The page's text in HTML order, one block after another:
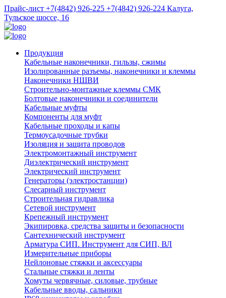
Прайс-лист +7(4842) 926-225 +7(4842) 926-224 Калуга,
Тульское шоссе, 16
Продукция
Кабельные наконечники, гильзы, сжимы
Изолированные разъемы, наконечники и клеммы
Наконечники НШВИ
Строительно-монтажные клеммы СМК
Болтовые наконечники и соединители
Кабельные муфты
Компоненты для муфт
Кабельные проходы и капы
Термоусадочные трубки
Изоляция и защита проводов
Электромонтажный инструмент
Диэлектрический инструмент
Электрический инструмент
Генераторы (электростанции)
Слесарный инструмент
Строительная гидравлика
Сетевой инструмент
Крепежный инструмент
Экипировка, средства защиты и безопасности
Сантехнический инструмент
Арматура СИП. Инструмент для СИП, ВЛ
Измерительные приборы
Нейлоновые стяжки и аксессуары
Стальные стяжки и ленты
Хомуты червячные, силовые, трубные
Кабельные вводы, сальники